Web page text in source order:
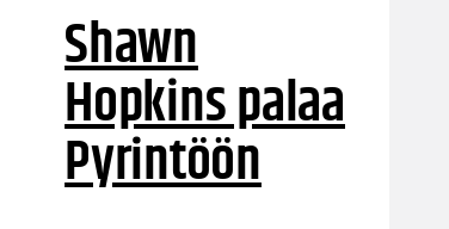
Shawn
Hopkins palaa
Pyrintöön